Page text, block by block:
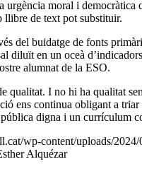
moral i democràtica
llibre de text pot substituir.
del buidatge de fonts
en un oceà
alumnat de la ESO.
I no hi ha qualitat
ens continua obligant a
digna i un currículum
wp-content/uploads/
Alquézar